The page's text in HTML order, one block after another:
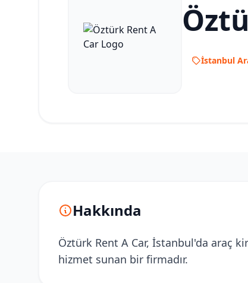
İstanbul
Hakkında
Öztürk Rent A Car, İstanbul'da araç
hizmet sunan bir firmadır.